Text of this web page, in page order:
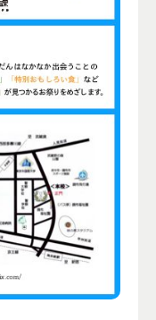
曜・祝日除く）